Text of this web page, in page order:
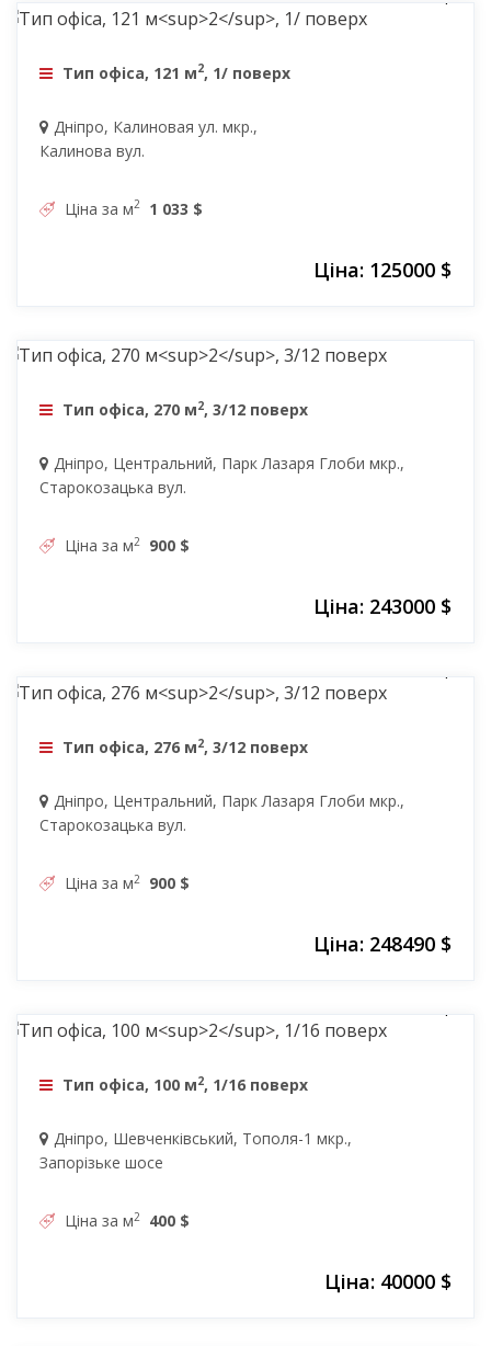
Ціна: 125000 $
Тип офіса, 121 м2, 1/ поверх
Дніпро, Калиновая ул. мкр.,
Калинова вул.
Ціна за м2 1 033 $
Ціна: 243000 $
Тип офіса, 270 м2, 3/12 поверх
Дніпро, Центральний, Парк Лазаря Глоби мкр.,
Старокозацька вул.
Ціна за м2 900 $
Ціна: 248490 $
Тип офіса, 276 м2, 3/12 поверх
Дніпро, Центральний, Парк Лазаря Глоби мкр.,
Старокозацька вул.
Ціна за м2 900 $
Ціна: 40000 $
Тип офіса, 100 м2, 1/16 поверх
Дніпро, Шевченківський, Тополя-1 мкр.,
Запорізьке шосе
Ціна за м2 400 $